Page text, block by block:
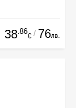
38.86
€ / 76лв.